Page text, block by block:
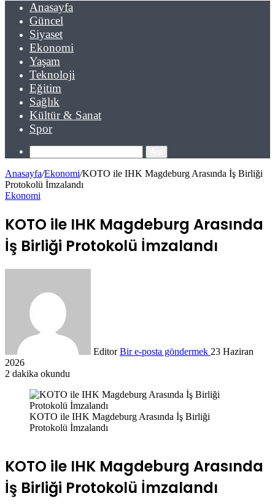
Anasayfa
Güncel
Siyaset
Ekonomi
Yaşam
Teknoloji
Eğitim
Sağlık
Kültür & Sanat
Spor
Anasayfa/Ekonomi/KOTO ile IHK Magdeburg Arasında İş Birliği
Protokolü İmzalandı
Ekonomi
KOTO ile IHK Magdeburg Arasında
İş Birliği Protokolü İmzalandı
Editor Bir e-posta göndermek 23 Haziran
2026
2 dakika okundu
KOTO ile IHK Magdeburg Arasında İş Birliği
Protokolü İmzalandı
KOTO ile IHK Magdeburg Arasında
İş Birliği Protokolü İmzalandı